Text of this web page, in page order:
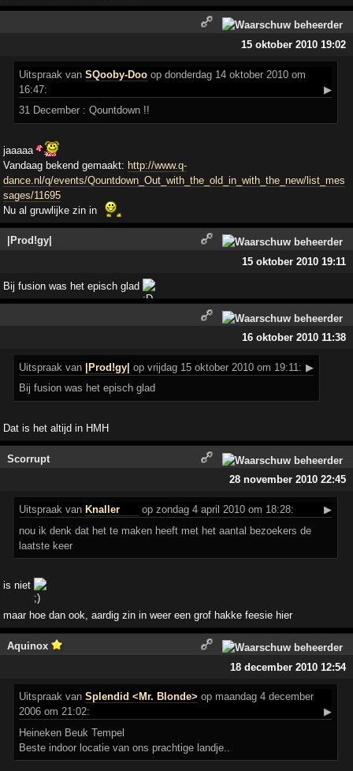
15 oktober 2010 19:02
Uitspraak vanSQooby-Doo op donderdag 14 oktober 2010 om
16:47:
▶
31 December : Qountdown !!
jaaaaa
Vandaag bekend gemaakt: http://www.q-
dance.nl/q/events/Qountdown_Out_with_the_old_in_with_the_new/list_mes
sages/11695
Nu al gruwlijke zin in
|Prod!gy|
15 oktober 2010 19:11
Bij fusion was het episch glad
16 oktober 2010 11:38
Uitspraak van |Prod!gy| op vrijdag 15 oktober 2010 om 19:11: ▶
Bij fusion was het episch glad
Dat is het altijd in HMH
Scorrupt
28 november 2010 22:45
Uitspraak van Knaller op zondag 4 april 2010 om 18:28:
▶
nou ik denk dat het te maken heeft met het aantal bezoekers de
laatste keer
is niet
maar hoe dan ook, aardig zin in weer een grof hakke feesie hier
Aquinox
18 december 2010 12:54
Uitspraak vanSplendid <Mr. Blonde> op maandag 4 december
2006 om 21:02:
▶
Heineken Beuk Tempel
Beste indoor locatie van ons prachtige landje..